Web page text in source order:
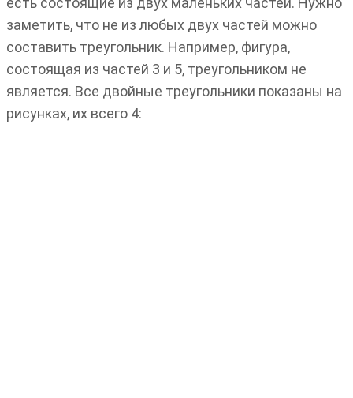
заметить, что не из любых двух частей можно
составить треугольник. Например, фигура,
состоящая из частей 3 и 5, треугольником не
является. Все двойные треугольники показаны на
рисунках, их всего 4: